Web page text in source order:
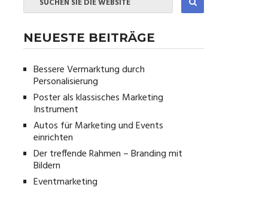
NEUESTE BEITRÄGE
Bessere Vermarktung durch
Personalisierung
Poster als klassisches Marketing
Instrument
Autos für Marketing und Events
einrichten
Der treffende Rahmen – Branding mit
Bildern
Eventmarketing